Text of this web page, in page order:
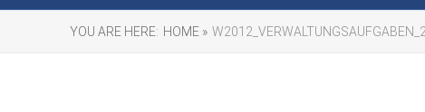
YOU ARE HERE: HOME »